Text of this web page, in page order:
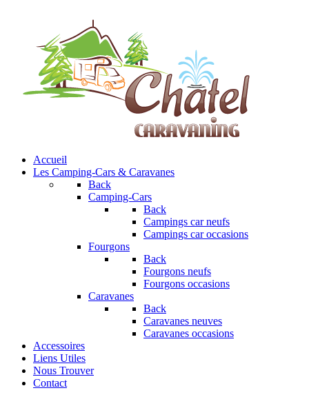
Accueil
Les Camping-Cars & Caravanes
Back
Camping-Cars
Back
Campings car neufs
Campings car occasions
Fourgons
Back
Fourgons neufs
Fourgons occasions
Caravanes
Back
Caravanes neuves
Caravanes occasions
Accessoires
Liens Utiles
Nous Trouver
Contact